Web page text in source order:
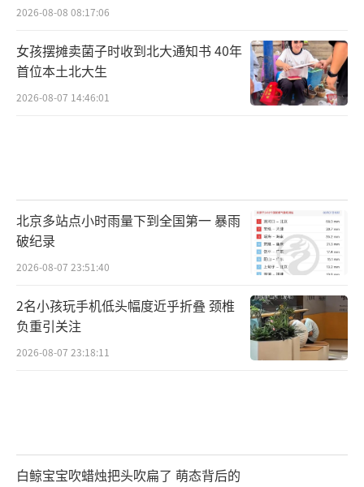
2026-08-08 08:17:06
女孩摆摊卖菌子时收到北大通知书 40年
首位本土北大生
2026-08-07 14:46:01
北京多站点小时雨量下到全国第一 暴雨
破纪录
2026-08-07 23:51:40
2名小孩玩手机低头幅度近乎折叠 颈椎
负重引关注
2026-08-07 23:18:11
白鲸宝宝吹蜡烛把头吹扁了 萌态背后的